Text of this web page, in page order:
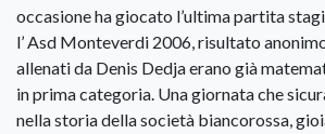
occasione ha giocato l’ultima partita
l’ Asd Monteverdi 2006, risultato
allenati da Denis Dedja erano già
in prima categoria. Una giornata che
nella storia della società biancorossa,